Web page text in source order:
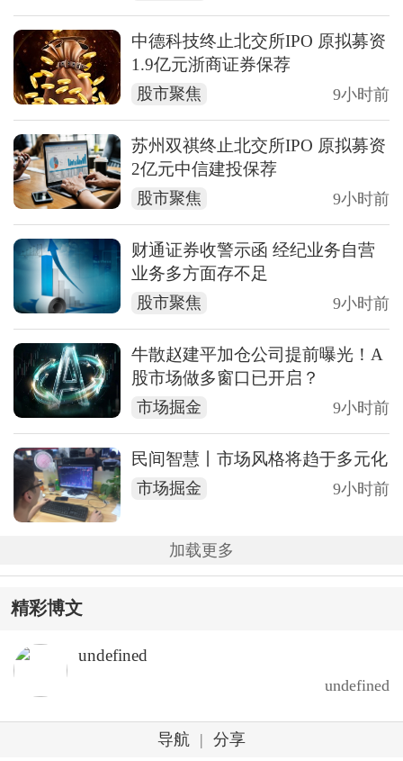
中德科技终止北交所IPO 原拟募资
1.9亿元浙商证券保荐
股市聚焦 9小时前
苏州双祺终止北交所IPO 原拟募资
2亿元中信建投保荐
股市聚焦 9小时前
财通证券收警示函 经纪业务自营
业务多方面存不足
股市聚焦 9小时前
牛散赵建平加仓公司提前曝光！A
股市场做多窗口已开启？
市场掘金 9小时前
民间智慧丨市场风格将趋于多元化
市场掘金 9小时前
加载更多
精彩博文
undefined
undefined
导航 | 分享